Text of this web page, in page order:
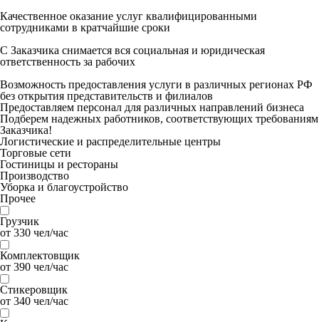
Качественное оказание услуг квалифицированными
сотрудниками в кратчайшие сроки
С Заказчика снимается вся социальная и юридическая
ответственность за рабочих
Возможность предоставления услуги в различных регионах РФ
без открытия представительств и филиалов
Предоставляем персонал для различных направлений бизнеса
Подберем надежных работников, соответствующих требованиям
Заказчика!
Логистические и распределительные центры
Торговые сети
Гостиницы и рестораны
Производство
Уборка и благоустройство
Прочее
Грузчик
от 330 чел/час
Комплектовщик
от 390 чел/час
Стикеровщик
от 340 чел/час